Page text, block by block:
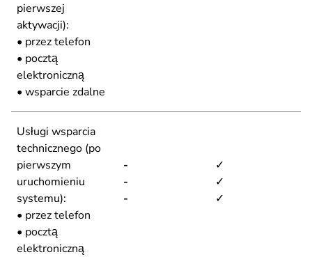
pierwszej
aktywacji):
• przez telefon
• pocztą
elektroniczną
• wsparcie zdalne
Usługi wsparcia
technicznego (po
pierwszym
uruchomieniu
systemu):
• przez telefon
• pocztą
elektroniczną
-
-
-
✓
✓
✓